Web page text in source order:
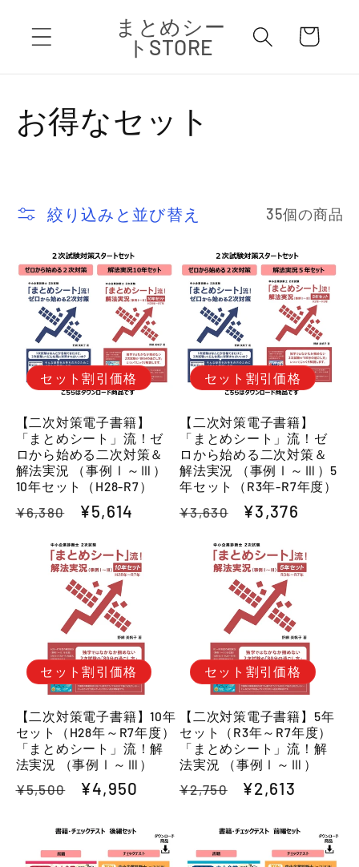
ンツに
進む
まとめシー
トSTORE
ー
コ
ク
ョ
ン
:
お得なセット
絞り込みと並び替え 35個の商品
セット割引価格
【二次対策電子書籍】
「まとめシート」流！ゼ
ロから始める二次対策＆
解法実況 （事例Ⅰ～Ⅲ）
10年セット（H28-R7）
通
¥6,380
セ
ル
価
格
¥5,614
セット割引価格
【二次対策電子書籍】
「まとめシート」流！ゼ
ロから始める二次対策＆
解法実況 （事例Ⅰ～Ⅲ）5
年セット（R3年-R7年度）
通
¥3,630
セ
ル
価
格
¥3,376
セット割引価格
【二次対策電子書籍】10年
セット（H28年～R7年度）
「まとめシート」流！解
法実況 （事例Ⅰ～Ⅲ）
通
格
¥5,500
セ
ル
価
¥4,950
セット割引価格
【二次対策電子書籍】5年
セット（R3年～R7年度）
「まとめシート」流！解
法実況 （事例Ⅰ～Ⅲ）
通
格
¥2,750
セ
ル
価
¥2,613